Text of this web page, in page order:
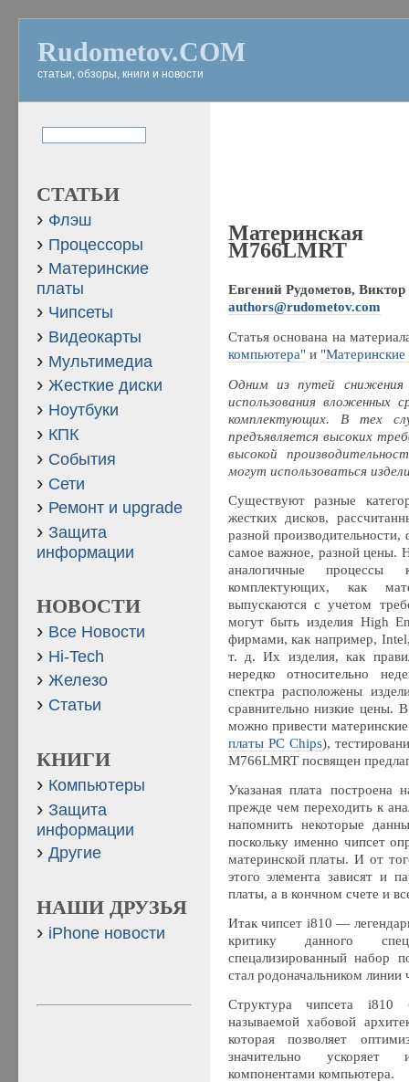
Rudometov.COM
статьи, обзоры, книги и новости
M766LMRT
Евгений Рудометов, Виктор
authors@rudometov.com
Статья основана на
компьютера"и
Одним из путей
использования вложенных
комплектующих. В тех
предъявляется высоких
высокой
могут использоваться
Cуществуют разные
жестких дисков,
разной
самое важное, разной цены.
аналогичные
комплектующих, как
выпускаются с учетом
могут быть изделия High
фирмами, как например,
т. д. Их изделия, как
нередко относительно
спектра расположены
сравнительно низкие цены.
можно привести
платы PC Chips),
M766LMRT посвящен
Указаная плата построена
прежде чем переходить к
напомнить некоторые
поскольку именно чипсет
материнской платы. И от
этого элемента зависят и
платы, а в кончном счете и
Итак чипсет i810 —
критику данного
спецализированный набор
стал родоначальником линии
Структура чипсета i810
называемой хабовой
которая позволяет
значительно
компонентами компьютера.
СТАТЬИ
Флэш
Процессоры
Материнские
платы
Чипсеты
Видеокарты
Мультимедиа
Жесткие диски
Ноутбуки
КПК
События
Сети
Ремонт и upgrade
Защита
информации
НОВОСТИ
Все Новости
Hi-Tech
Железо
Статьи
КНИГИ
Компьютеры
Защита
информации
Другие
НАШИ ДРУЗЬЯ
iPhone новости